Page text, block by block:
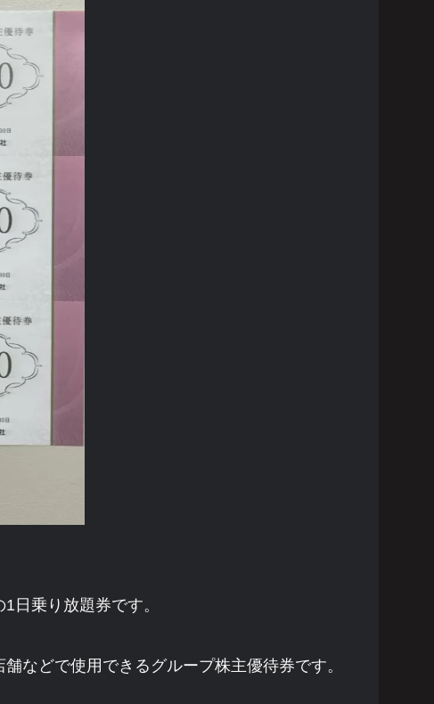
日乗り放題券です。
などで使用できるグループ株主優待券です。